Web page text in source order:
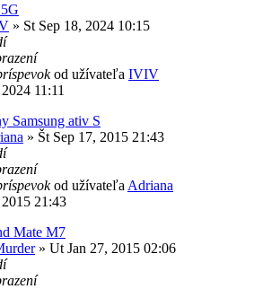
» St Sep 18, 2024 10:15
od užívateľa IVIV
11:11
Samsung ativ S
» Št Sep 17, 2015 21:43
od užívateľa Adriana
21:43
Mate M7
» Ut Jan 27, 2015 02:06